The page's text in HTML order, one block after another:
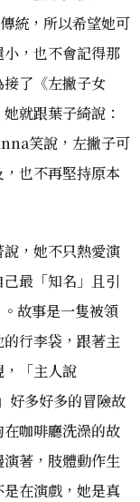
統，所以希望她可
，也不會記得那
了《左撇子女
就跟葉子綺說：
笑說，左撇子可
也不再堅持原本
說，她不只熱愛演
最「知名」且引
故事是一隻被領
行李袋，跟著主
「主人說
好多好多的冒險故
咖啡廳洗澡的故
著，肢體動作生
在演戲，她是真